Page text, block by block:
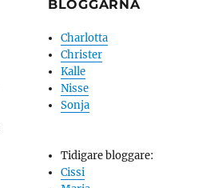
BLOGGARNA
Charlotta
Christer
Kalle
Nisse
Sonja
Tidigare bloggare:
Cissi